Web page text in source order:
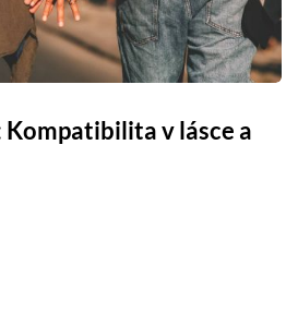
Kompatibilita v lásce a